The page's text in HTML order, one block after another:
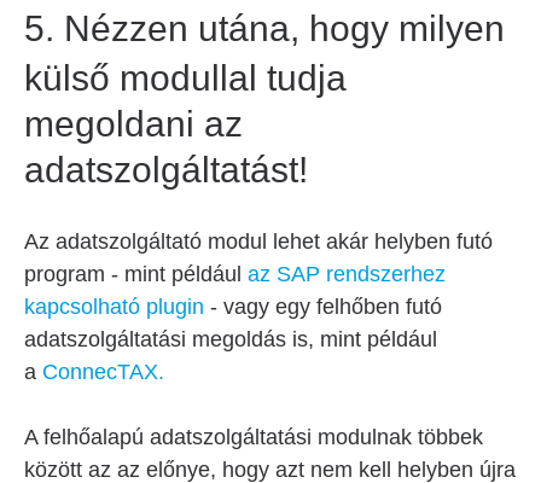
5. Nézzen utána, hogy milyen
külső modullal tudja
megoldani az
adatszolgáltatást!
Az adatszolgáltató modul lehet akár helyben futó
program - mint például az SAP rendszerhez
kapcsolható plugin - vagy egy felhőben futó
adatszolgáltatási megoldás is, mint például
a ConnecTAX.
A felhőalapú adatszolgáltatási modulnak többek
között az az előnye, hogy azt nem kell helyben újra